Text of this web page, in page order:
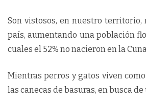
Son vistosos, en nuestro
país, aumentando una población
cuales el 52% no nacieron en la
Mientras perros y gatos viven
las canecas de basuras, en busca